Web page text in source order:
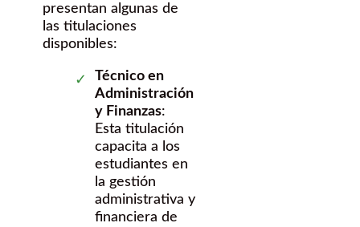
presentan algunas de
las titulaciones
disponibles:
Técnico en
Administración
y Finanzas:
Esta titulación
capacita a los
estudiantes en
la gestión
administrativa y
financiera de